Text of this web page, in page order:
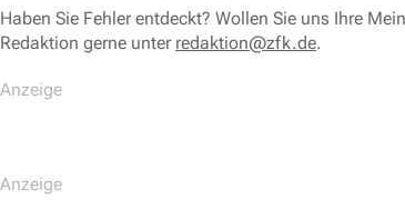
Haben Sie Fehler entdeckt? Wollen Sie uns Ihre
Redaktion gerne unter redaktion@zfk.de.